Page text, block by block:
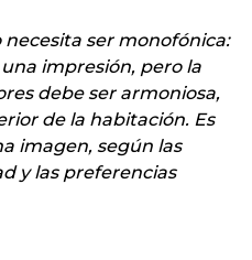
ser monofónica:
impresión, pero la
debe ser armoniosa,
de la habitación. Es
imagen, según las
y las preferencias